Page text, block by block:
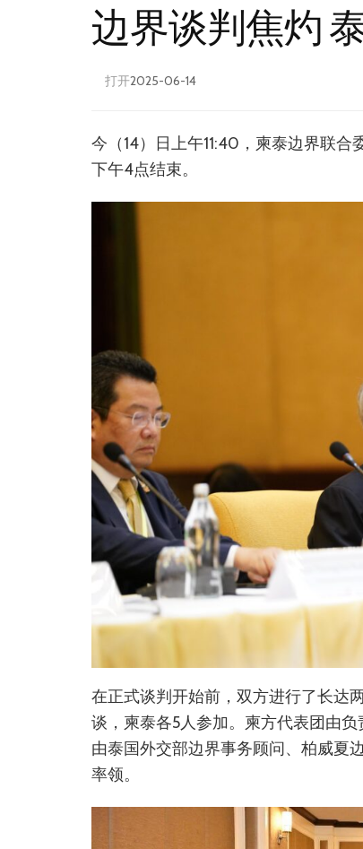
边界谈判焦灼
打开2025-06-14
今（14）日上午11:40，柬泰边界联合
下午4点结束。
在正式谈判开始前，双方进行了长达
谈，柬泰各5人参加。柬方代表团由
由泰国外交部边界事务顾问、柏威夏
率领。